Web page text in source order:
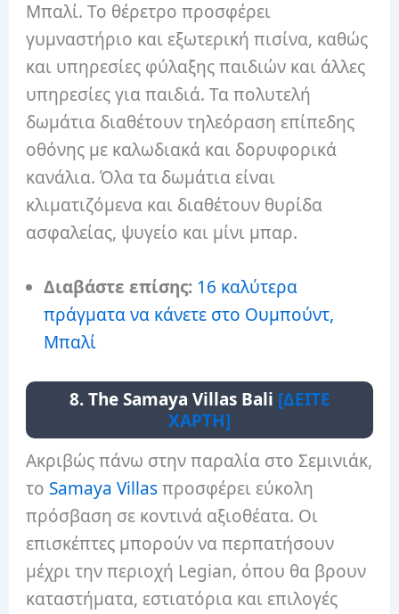
Μπαλί. Το θέρετρο προσφέρει
γυμναστήριο και εξωτερική πισίνα, καθώς
και υπηρεσίες φύλαξης παιδιών και άλλες
υπηρεσίες για παιδιά. Τα πολυτελή
δωμάτια διαθέτουν τηλεόραση επίπεδης
οθόνης με καλωδιακά και δορυφορικά
κανάλια. Όλα τα δωμάτια είναι
κλιματιζόμενα και διαθέτουν θυρίδα
ασφαλείας, ψυγείο και μίνι μπαρ.
Διαβάστε επίσης: 16 καλύτερα
πράγματα να κάνετε στο Ουμπούντ,
Μπαλί
8. The Samaya Villas Bali [ΔΕΙΤΕ
ΧΑΡΤΗ]
Ακριβώς πάνω στην παραλία στο Σεμινιάκ,
το Samaya Villasπροσφέρει εύκολη
πρόσβαση σε κοντινά αξιοθέατα. Οι
επισκέπτες μπορούν να περπατήσουν
μέχρι την περιοχή Legian, όπου θα βρουν
καταστήματα, εστιατόρια και επιλογές